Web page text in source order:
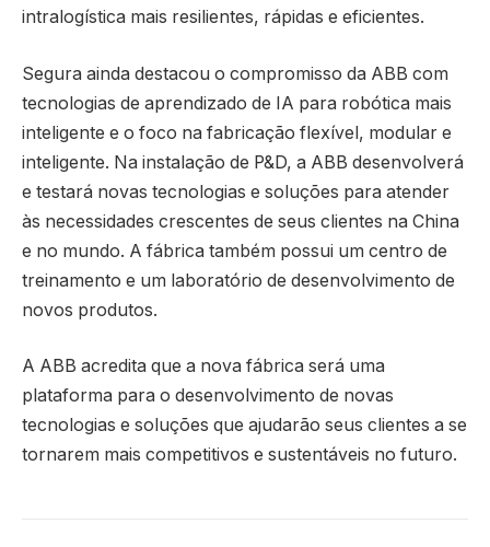
intralogística mais resilientes, rápidas e eficientes.
Segura ainda destacou o compromisso da ABB com
tecnologias de aprendizado de IA para robótica mais
inteligente e o foco na fabricação flexível, modular e
inteligente. Na instalação de P&D, a ABB desenvolverá
e testará novas tecnologias e soluções para atender
às necessidades crescentes de seus clientes na China
e no mundo. A fábrica também possui um centro de
treinamento e um laboratório de desenvolvimento de
novos produtos.
A ABB acredita que a nova fábrica será uma
plataforma para o desenvolvimento de novas
tecnologias e soluções que ajudarão seus clientes a se
tornarem mais competitivos e sustentáveis no futuro.